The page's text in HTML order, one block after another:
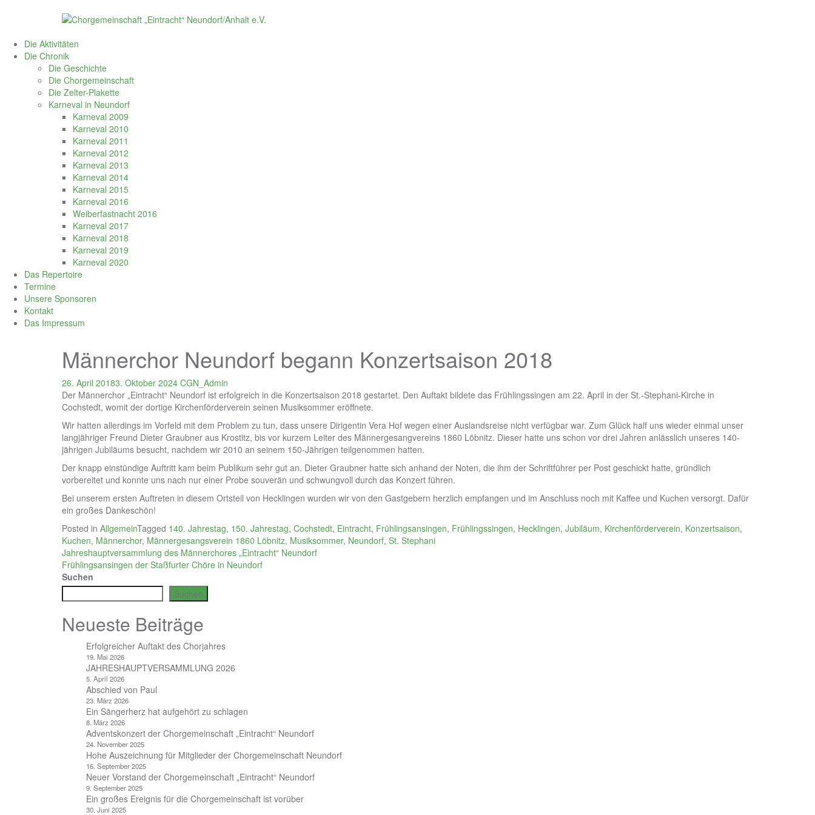
Die Aktivitäten
Die Chronik
Die Geschichte
Die Chorgemeinschaft
Die Zelter-Plakette
Karneval in Neundorf
Karneval 2009
Karneval 2010
Karneval 2011
Karneval 2012
Karneval 2013
Karneval 2014
Karneval 2015
Karneval 2016
Weiberfastnacht 2016
Karneval 2017
Karneval 2018
Karneval 2019
Karneval 2020
Das Repertoire
Termine
Unsere Sponsoren
Kontakt
Das Impressum
Männerchor Neundorf begann Konzertsaison 2018
26. April 20183. Oktober 2024 CGN_Admin
Der Männerchor „Eintracht“ Neundorf ist erfolgreich in die Konzertsaison 2018 gestartet. Den Auftakt bildete das Frühlingssingen am 22. April in der St.-Stephani-Kirche in
Cochstedt, womit der dortige Kirchenförderverein seinen Musiksommer eröffnete.
Wir hatten allerdings im Vorfeld mit dem Problem zu tun, dass unsere Dirigentin Vera Hof wegen einer Auslandsreise nicht verfügbar war. Zum Glück half uns wieder einmal unser
langjähriger Freund Dieter Graubner aus Krostitz, bis vor kurzem Leiter des Männergesangvereins 1860 Löbnitz. Dieser hatte uns schon vor drei Jahren anlässlich unseres 140-
jährigen Jubiläums besucht, nachdem wir 2010 an seinem 150-Jährigen teilgenommen hatten.
Der knapp einstündige Auftritt kam beim Publikum sehr gut an. Dieter Graubner hatte sich anhand der Noten, die ihm der Schriftführer per Post geschickt hatte, gründlich
vorbereitet und konnte uns nach nur einer Probe souverän und schwungvoll durch das Konzert führen.
Bei unserem ersten Auftreten in diesem Ortsteil von Hecklingen wurden wir von den Gastgebern herzlich empfangen und im Anschluss noch mit Kaffee und Kuchen versorgt. Dafür
ein großes Dankeschön!
Posted in AllgemeinTagged 140. Jahrestag, 150. Jahrestag, Cochstedt, Eintracht, Frühlingsansingen, Frühlingssingen, Hecklingen, Jubiläum, Kirchenförderverein, Konzertsaison,
Kuchen, Männerchor, Männergesangsverein 1860 Löbnitz, Musiksommer, Neundorf, St. Stephani
Beitragsnavigation
Jahreshauptversammlung des Männerchores „Eintracht“ Neundorf
Frühlingsansingen der Staßfurter Chöre in Neundorf
Suchen
Suchen
Neueste Beiträge
Erfolgreicher Auftakt des Chorjahres
19. Mai 2026
JAHRESHAUPTVERSAMMLUNG 2026
5. April 2026
Abschied von Paul
23. März 2026
Ein Sängerherz hat aufgehört zu schlagen
8. März 2026
Adventskonzert der Chorgemeinschaft „Eintracht“ Neundorf
24. November 2025
Hohe Auszeichnung für Mitglieder der Chorgemeinschaft Neundorf
16. September 2025
Neuer Vorstand der Chorgemeinschaft „Eintracht“ Neundorf
9. September 2025
Ein großes Ereignis für die Chorgemeinschaft ist vorüber
30. Juni 2025